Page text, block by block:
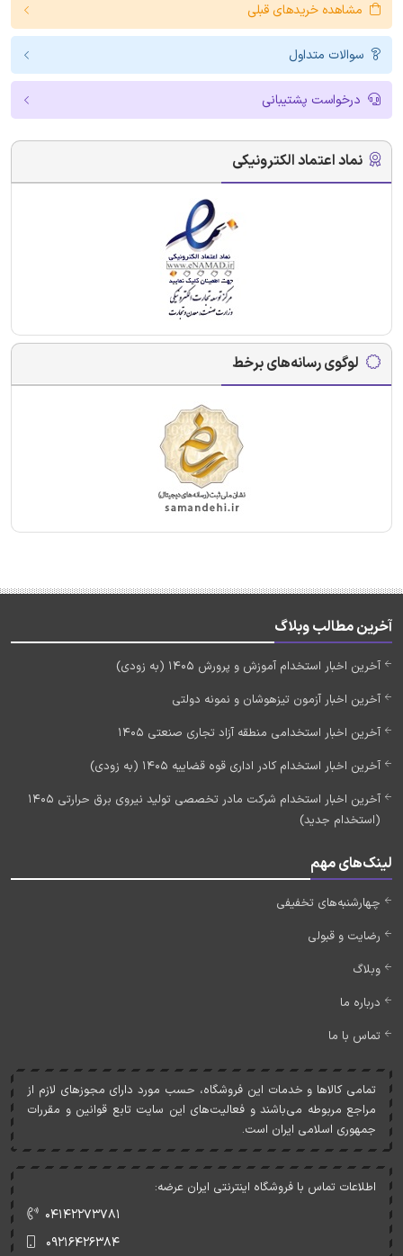
مشاهده خریدهای قبلی
سوالات متداول
درخواست پشتیبانی
نماد اعتماد الکترونیکی
لوگوی رسانه‌های برخط
آخرین مطالب وبلاگ
آخرین اخبار استخدام آموزش و پرورش 1405 (به زودی)
آخرین اخبار آزمون تیزهوشان و نمونه دولتی
آخرین اخبار استخدامی منطقه آزاد تجاری صنعتی 1405
آخرین اخبار استخدام کادر اداری قوه قضاییه 1405 (به زودی)
آخرین اخبار استخدام شرکت مادر تخصصی تولید نیروی برق حرارتی 1405
(استخدام جدید)
لینک‌های مهم
چهارشنبه‌های تخفیفی
رضایت و قبولی
وبلاگ
درباره ما
تماس با ما
تمامی کالاها و خدمات اين فروشگاه، حسب مورد دارای مجوزهای لازم از
مراجع مربوطه می‌باشند و فعاليت‌های اين سايت تابع قوانين و مقررات
جمهوری اسلامی ايران است.
اطلاعات تماس با فروشگاه اینترنتی ایران عرضه:
۰۴۱۴۲۲۷۳۷۸۱
۰۹۲۱۶۴۲۶۳۸۴